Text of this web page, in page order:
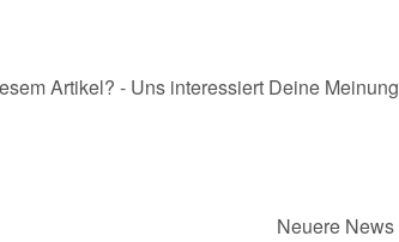
Artikel? - Uns interessiert Deine Meinung
Neuere News